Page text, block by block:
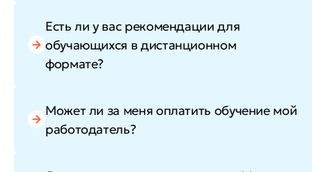
Есть ли у вас рекомендации для
обучающихся в дистанционном
формате?
Может ли за меня оплатить обучение мой
работодатель?